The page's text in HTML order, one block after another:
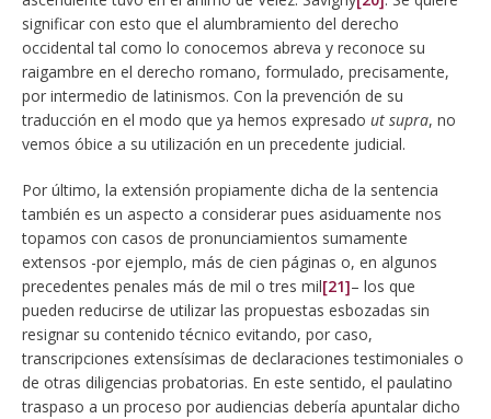
significar con esto que el alumbramiento del derecho
occidental tal como lo conocemos abreva y reconoce su
raigambre en el derecho romano, formulado, precisamente,
por intermedio de latinismos. Con la prevención de su
traducción en el modo que ya hemos expresado ut supra, no
vemos óbice a su utilización en un precedente judicial.
Por último, la extensión propiamente dicha de la sentencia
también es un aspecto a considerar pues asiduamente nos
topamos con casos de pronunciamientos sumamente
extensos -por ejemplo, más de cien páginas o, en algunos
precedentes penales más de mil o tres mil[21]– los que
pueden reducirse de utilizar las propuestas esbozadas sin
resignar su contenido técnico evitando, por caso,
transcripciones extensísimas de declaraciones testimoniales o
de otras diligencias probatorias. En este sentido, el paulatino
traspaso a un proceso por audiencias debería apuntalar dicho